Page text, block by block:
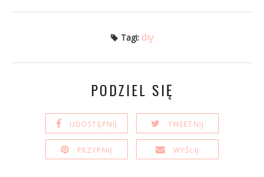
Tagi: diy
PODZIEL SIĘ
UDOSTĘPNIJ TWEETNIJ
PRZYPNIJ WYŚLIJ